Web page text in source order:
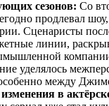
сезонов: Со
продлевал
Сценаристы
линии,
уделялось
между
в